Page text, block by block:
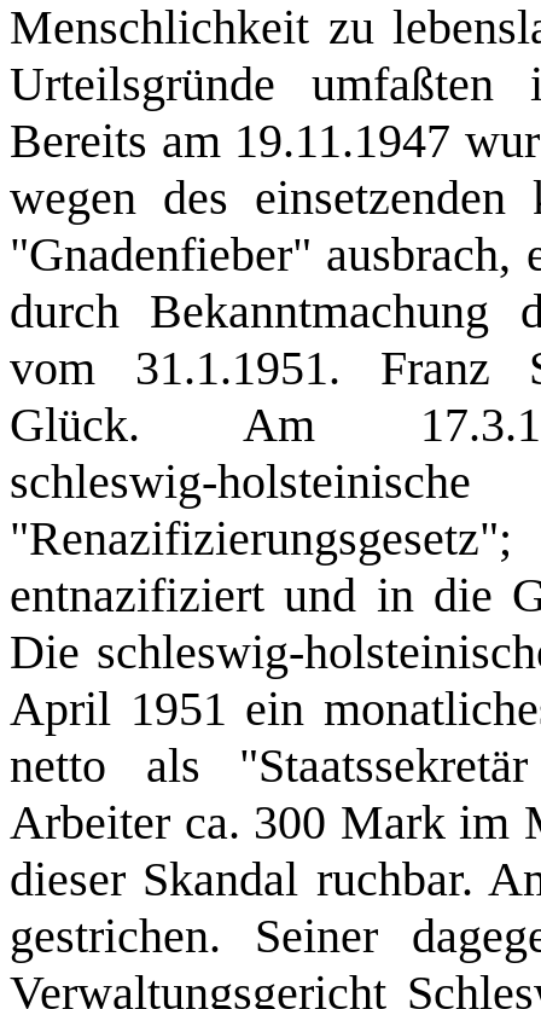
Menschlichkeit zu
Urteilsgründe umfaßten
Bereits am 19.11.1947
wegen des
"Gnadenfieber" ausbrach,
durch Bekanntmachung
vom 31.1.1951. Franz
Glück. Am
entnazifiziert und in die
Die
April 1951 ein
netto als
Arbeiter ca. 300 Mark im
dieser Skandal ruchbar.
gestrichen. Seiner
Verwaltungsgericht